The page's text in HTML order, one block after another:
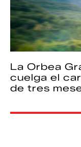
La Orbea
cuelga el
de tres